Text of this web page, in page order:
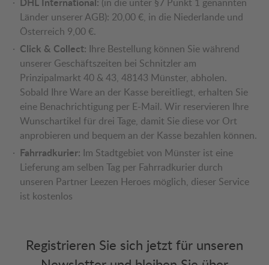
Länder unserer AGB): 20,00 €, in die Niederlande und
Österreich 9,00 €.
Click & Collect: Ihre Bestellung können Sie während
unserer Geschäftszeiten bei Schnitzler am
Prinzipalmarkt 40 & 43, 48143 Münster, abholen.
Sobald Ihre Ware an der Kasse bereitliegt, erhalten Sie
eine Benachrichtigung per E-Mail. Wir reservieren Ihre
Wunschartikel für drei Tage, damit Sie diese vor Ort
anprobieren und bequem an der Kasse bezahlen können.
Fahrradkurier: Im Stadtgebiet von Münster ist eine
Lieferung am selben Tag per Fahrradkurier durch
unseren Partner Leezen Heroes möglich, dieser Service
ist kostenlos
Registrieren Sie sich jetzt für unseren